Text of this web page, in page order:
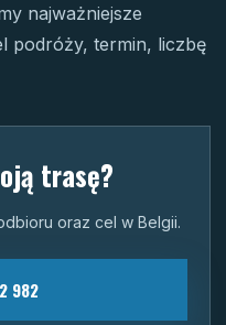
najważniejsze
podróży, termin, liczbę
trasę?
oraz cel w Belgii.
982